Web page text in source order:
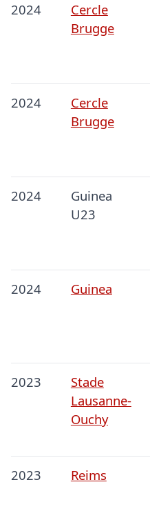
2024
Cercle
Brugge
2024
Cercle
Brugge
2024
Guinea
U23
2024 Guinea
2023
Stade
Lausanne-
Ouchy
2023 Reims